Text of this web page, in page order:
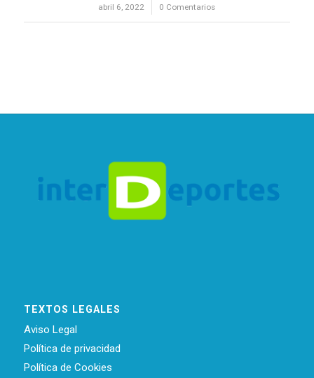
abril 6, 2022
/ 0 Comentarios
TEXTOS LEGALES
Aviso Legal
Política de privacidad
Política de Cookies